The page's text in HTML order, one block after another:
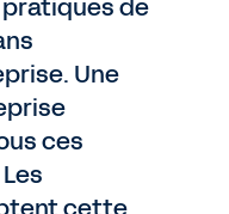
de
Une
ces